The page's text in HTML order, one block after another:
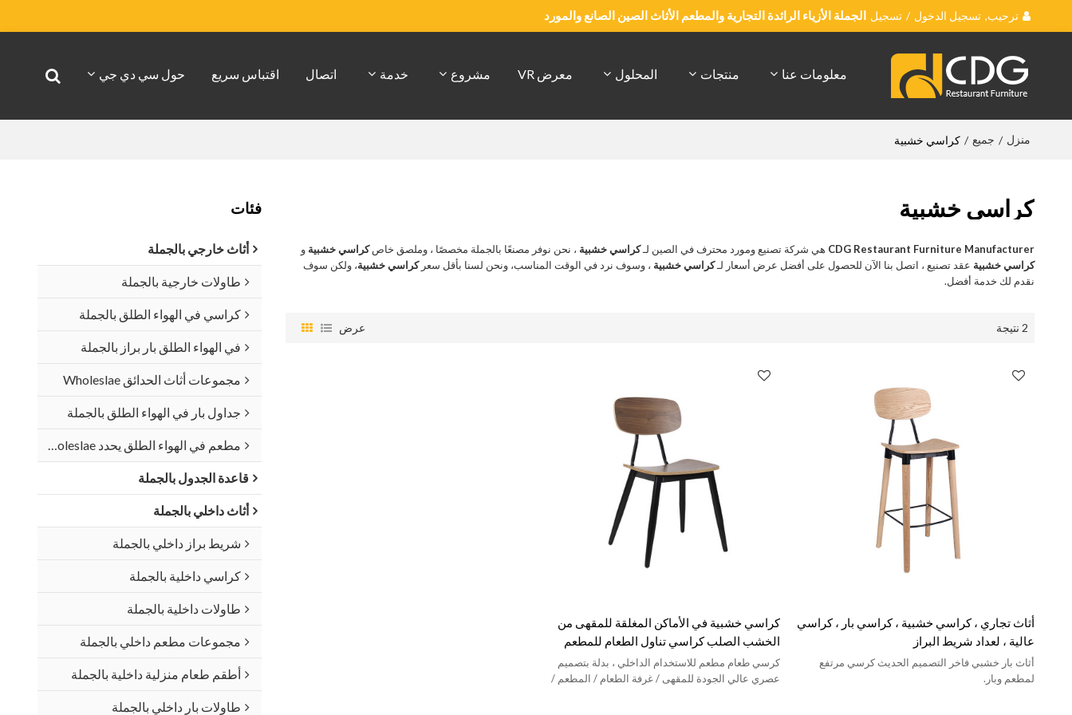
ترحيب, تسجيل الدخول / تسجيل الجملة الأزياء الرائدة التجارية والمطعم الأثاث الصين الصانع والمورد
معلومات عنا منتجات المحلول معرض VR مشروع خدمة اتصال اقتباس سريع حول سي دي جي
منزل / جميع / كراسي خشبية
فئات
أثاث خارجي بالجملة
طاولات خارجية بالجملة
كراسي في الهواء الطلق بالجملة
في الهواء الطلق بار براز بالجملة
مجموعات أثاث الحدائق Wholeslae
جداول بار في الهواء الطلق بالجملة
مطعم في الهواء الطلق يحدد Wholeslae
قاعدة الجدول بالجملة
أثاث داخلي بالجملة
شريط براز داخلي بالجملة
كراسي داخلية بالجملة
طاولات داخلية بالجملة
مجموعات مطعم داخلي بالجملة
أطقم طعام منزلية داخلية بالجملة
طاولات بار داخلي بالجملة
كراسي خشبية
CDG Restaurant Furniture Manufacturer هي شركة تصنيع ومورد محترف في الصين لـكراسي خشبية ، نحن نوفر مصنعًا بالجملة مخصصًا ، وملصق خاصكراسي خشبية و
كراسي خشبية عقد تصنيع ، اتصل بنا الآن للحصول على أفضل عرض أسعار لـكراسي خشبية ، وسوف نرد في الوقت المناسب، ونحن لسنا بأقل سعركراسي خشبية، ولكن سوف
نقدم لك خدمة أفضل.
2 نتيجة عرض
أثاث تجاري ، كراسي خشبية ، كراسي بار ، كراسي
عالية ، لعداد شريط البراز
أثاث بار خشبي فاخر التصميم الحديث كرسي مرتفع
لمطعم وبار.
كراسي خشبية في الأماكن المغلقة للمقهى من
الخشب الصلب كراسي تناول الطعام للمطعم
والأثاث الخشبي
كرسي طعام مطعم للاستخدام الداخلي ، بدلة بتصميم
عصري عالي الجودة للمقهى / غرفة الطعام / المطعم /